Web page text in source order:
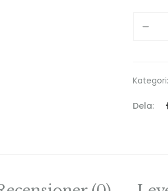
Kategori:
Dela: